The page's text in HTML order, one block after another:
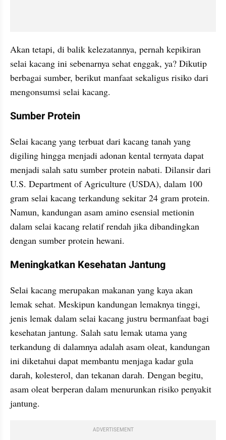
Akan tetapi, di balik kelezatannya, pernah kepikiran
selai kacang ini sebenarnya sehat enggak, ya? Dikutip
berbagai sumber, berikut manfaat sekaligus risiko dari
mengonsumsi selai kacang.
Sumber Protein
Selai kacang yang terbuat dari kacang tanah yang
digiling hingga menjadi adonan kental ternyata dapat
menjadi salah satu sumber protein nabati. Dilansir dari
U.S. Department of Agriculture (USDA), dalam 100
gram selai kacang terkandung sekitar 24 gram protein.
Namun, kandungan asam amino esensial metionin
dalam selai kacang relatif rendah jika dibandingkan
dengan sumber protein hewani.
Meningkatkan Kesehatan Jantung
Selai kacang merupakan makanan yang kaya akan
lemak sehat. Meskipun kandungan lemaknya tinggi,
jenis lemak dalam selai kacang justru bermanfaat bagi
kesehatan jantung. Salah satu lemak utama yang
terkandung di dalamnya adalah asam oleat, kandungan
ini diketahui dapat membantu menjaga kadar gula
darah, kolesterol, dan tekanan darah. Dengan begitu,
asam oleat berperan dalam menurunkan risiko penyakit
jantung.
ADVERTISEMENT